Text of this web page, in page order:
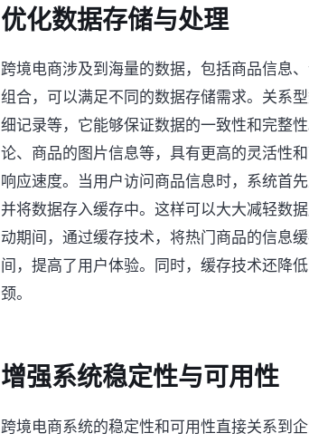
优化数据存储与处理
跨境电商涉及到海量的数据，包括商品信息
组合，可以满足不同的数据存储需求。关系
细记录等，它能够保证数据的一致性和完整
论、商品的图片信息等，具有更高的灵活性
响应速度。当用户访问商品信息时，系统首
并将数据存入缓存中。这样可以大大减轻数
动期间，通过缓存技术，将热门商品的信息
间，提高了用户体验。同时，缓存技术还降
颈。
增强系统稳定性与可用性
跨境电商系统的稳定性和可用性直接关系到